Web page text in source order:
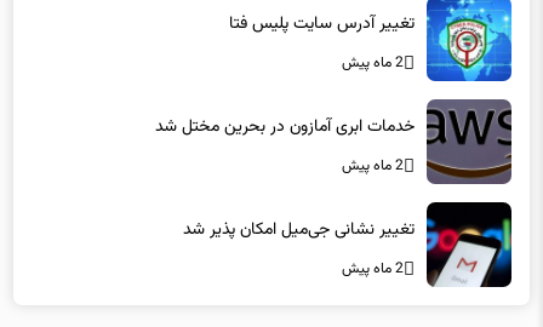
تغییر آدرس سایت پلیس فتا
2 ماه پیش
خدمات ابری آمازون در بحرین مختل شد
2 ماه پیش
تغییر نشانی جی‌میل امکان پذیر شد
2 ماه پیش